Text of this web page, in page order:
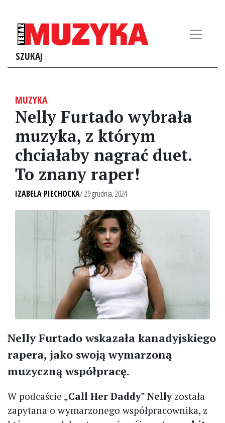
SZUKAJ
MUZYKA
Nelly Furtado wybrała
muzyka, z którym
chciałaby nagrać duet.
To znany raper!
IZABELA PIECHOCKA/ 29 grudnia, 2024
Nelly Furtado wskazała kanadyjskiego
rapera, jako swoją wymarzoną
muzyczną współpracę.
W podcaście „Call Her Daddy” Nelly została
zapytana o wymarzonego współpracownika, z